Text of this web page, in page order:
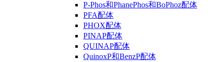
P-Phos和PhanePhos和BoPhoz配体
PFA配体
PHOX配体
PINAP配体
QUINAP配体
QuinoxP和BenzP配体